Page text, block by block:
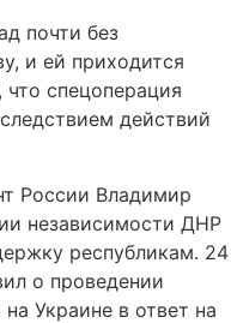
почти без
и ей приходится
спецоперация
действий
России Владимир
независимости ДНР
республикам. 24
о проведении
Украине в ответ на